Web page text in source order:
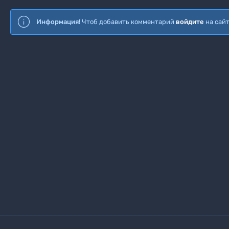
Информация! Чтоб добавить комментарий войдите на